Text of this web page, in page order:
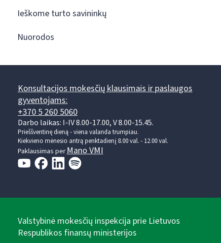
Ieškome turto savininkų
Nuorodos
Konsultacijos mokesčių klausimais ir paslaugos
gyventojams:
+370 5 260 5060
Darbo laikas: I-IV 8.00-17.00, V 8.00-15.45.
Prieššventinę dieną - viena valanda trumpiau.
Kiekvieno mėnesio antrą penktadienį 8.00 val. - 12.00 val.
Paklausimas per Mano VMI
Valstybinė mokesčių inspekcija prie Lietuvos
Respublikos finansų ministerijos